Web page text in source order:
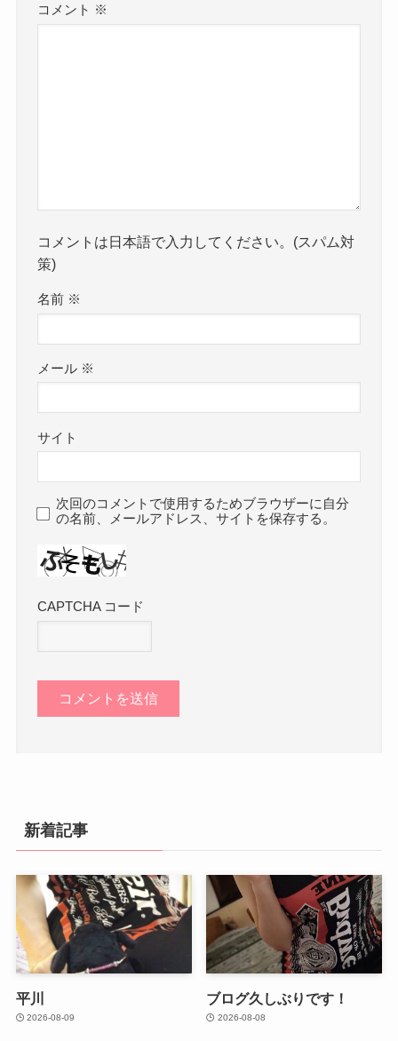
コメント ※
コメントは日本語で入力してください。(スパム対
策)
名前 ※
メール ※
サイト
次回のコメントで使用するためブラウザーに自分
の名前、メールアドレス、サイトを保存する。
CAPTCHA コード
新着記事
平川
2026-08-09
ブログ久しぶりです！
2026-08-08